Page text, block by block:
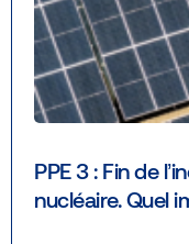
PPE 3 : Fin de
nucléaire. Quel